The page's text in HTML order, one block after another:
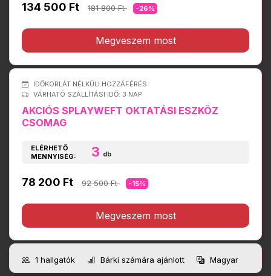
134 500 Ft 181 800 Ft -26%
Megveszem most
IDŐKORLÁT NÉLKÜLI HOZZÁFÉRÉS
VÁRHATÓ SZÁLLÍTÁSI IDŐ: 3 NAP
AKCIÓS SPLAYWEFT OKTATÁSI ESZKÖZ
CSOMAG
ELÉRHETŐ
MENNYISÉG:
3 db
78 200 Ft 92 500 Ft -15%
Megveszem most
1 hallgatók Bárki számára ajánlott Magyar